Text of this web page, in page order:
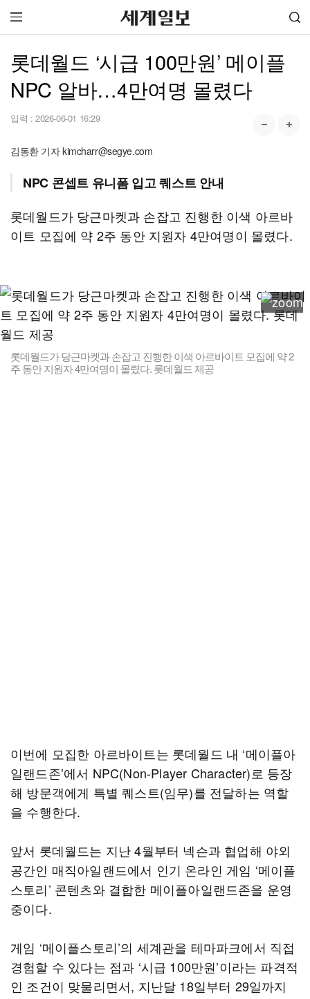
롯데월드 ‘시급 100만원’ 메이플
NPC 알바…4만여명 몰렸다
입력 : 2026-06-01 16:29
김동환 기자 kimcharr@segye.com
NPC 콘셉트 유니폼 입고 퀘스트 안내
롯데월드가 당근마켓과 손잡고 진행한 이색 아르바
이트 모집에 약 2주 동안 지원자 4만여명이 몰렸다.
롯데월드가 당근마켓과 손잡고 진행한 이색 아르바이트 모집에 약 2
주 동안 지원자 4만여명이 몰렸다. 롯데월드 제공
이번에 모집한 아르바이트는 롯데월드 내 ‘메이플아
일랜드존’에서 NPC(Non-Player Character)로 등장
해 방문객에게 특별 퀘스트(임무)를 전달하는 역할
을 수행한다.
앞서 롯데월드는 지난 4월부터 넥슨과 협업해 야외
공간인 매직아일랜드에서 인기 온라인 게임 ‘메이플
스토리’ 콘텐츠와 결합한 메이플아일랜드존을 운영
중이다.
게임 ‘메이플스토리’의 세계관을 테마파크에서 직접
경험할 수 있다는 점과 ‘시급 100만원’이라는 파격적
인 조건이 맞물리면서, 지난달 18일부터 29일까지